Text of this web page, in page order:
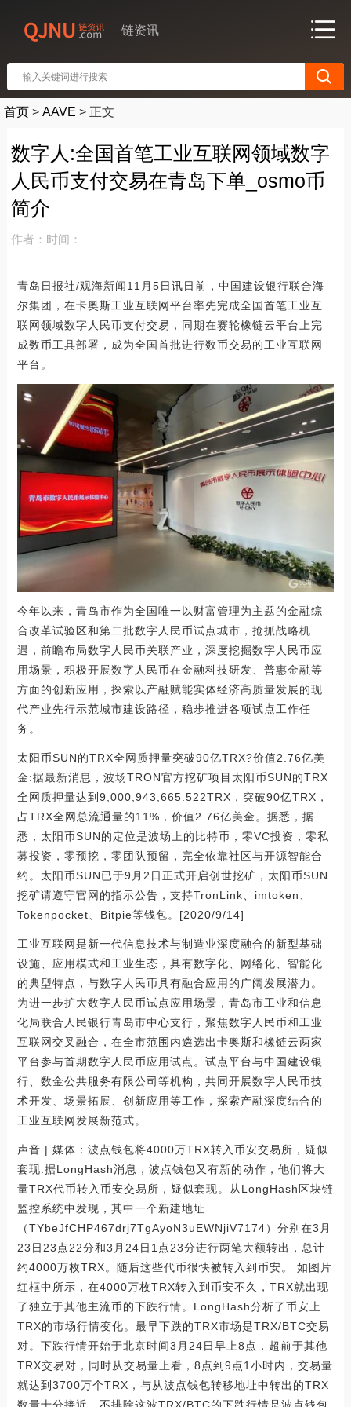
链资讯
首页 > AAVE > 正文
数字人:全国首笔工业互联网领域数字
人民币支付交易在青岛下单_osmo币
简介
作者： 时间：
青岛日报社/观海新闻11月5日讯日前，中国建设银行联合海
尔集团，在卡奥斯工业互联网平台率先完成全国首笔工业互
联网领域数字人民币支付交易，同期在赛轮橡链云平台上完
成数币工具部署，成为全国首批进行数币交易的工业互联网
平台。
今年以来，青岛市作为全国唯一以财富管理为主题的金融综
合改革试验区和第二批数字人民币试点城市，抢抓战略机
遇，前瞻布局数字人民币关联产业，深度挖掘数字人民币应
用场景，积极开展数字人民币在金融科技研发、普惠金融等
方面的创新应用，探索以产融赋能实体经济高质量发展的现
代产业先行示范城市建设路径，稳步推进各项试点工作任
务。
太阳币SUN的TRX全网质押量突破90亿TRX?价值2.76亿美
金:据最新消息，波场TRON官方挖矿项目太阳币SUN的TRX
全网质押量达到9,000,943,665.522TRX，突破90亿TRX，
占TRX全网总流通量的11%，价值2.76亿美金。据悉，据
悉，太阳币SUN的定位是波场上的比特币，零VC投资，零私
募投资，零预挖，零团队预留，完全依靠社区与开源智能合
约。太阳币SUN已于9月2日正式开启创世挖矿，太阳币SUN
挖矿请遵守官网的指示公告，支持TronLink、imtoken、
Tokenpocket、Bitpie等钱包。[2020/9/14]
工业互联网是新一代信息技术与制造业深度融合的新型基础
设施、应用模式和工业生态，具有数字化、网络化、智能化
的典型特点，与数字人民币具有融合应用的广阔发展潜力。
为进一步扩大数字人民币试点应用场景，青岛市工业和信息
化局联合人民银行青岛市中心支行，聚焦数字人民币和工业
互联网交叉融合，在全市范围内遴选出卡奥斯和橡链云两家
平台参与首期数字人民币应用试点。试点平台与中国建设银
行、数金公共服务有限公司等机构，共同开展数字人民币技
术开发、场景拓展、创新应用等工作，探索产融深度结合的
工业互联网发展新范式。
声音 | 媒体：波点钱包将4000万TRX转入币安交易所，疑似
套现:据LongHash消息，波点钱包又有新的动作，他们将大
量TRX代币转入币安交易所，疑似套现。从LongHash区块链
监控系统中发现，其中一个新建地址
（TYbeJfCHP467drj7TgAyoN3uEWNjiV7174）分别在3月
23日23点22分和3月24日1点23分进行两笔大额转出，总计
约4000万枚TRX。随后这些代币很快被转入到币安。 如图片
红框中所示，在4000万枚TRX转入到币安不久，TRX就出现
了独立于其他主流币的下跌行情。LongHash分析了币安上
TRX的市场行情变化。最早下跌的TRX市场是TRX/BTC交易
对。下跌行情开始于北京时间3月24日早上8点，超前于其他
TRX交易对，同时从交易量上看，8点到9点1小时内，交易量
就达到3700万个TRX，与从波点钱包转移地址中转出的TRX